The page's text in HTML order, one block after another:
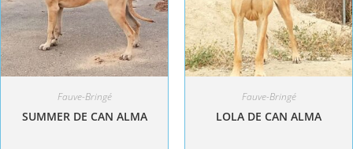
Fauve-Bringé
SUMMER DE CAN ALMA
Fauve-Bringé
LOLA DE CAN ALMA